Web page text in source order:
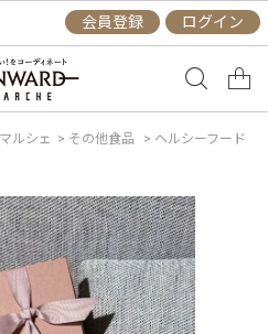
会員登録 ログイン
ルシェ > その他食品 > ヘルシーフード